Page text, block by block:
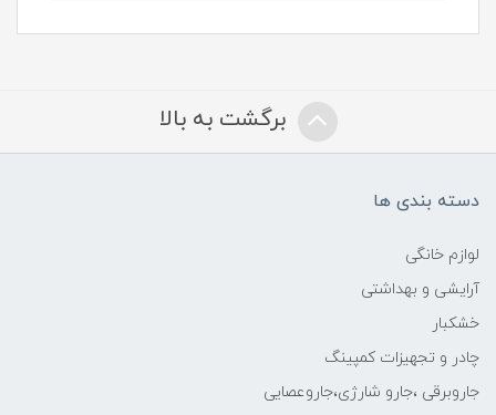
برگشت به بالا
دسته بندی ها
لوازم خانگی
آرایشی و بهداشتی
خشکبار
چادر و تجهیزات کمپینگ
جاروبرقی ،جارو شارژی،جاروعصایی